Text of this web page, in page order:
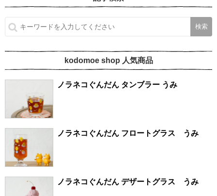
kodomoe shop 人気商品
ノラネコぐんだん タンブラー うみ
ノラネコぐんだん フロートグラス うみ
ノラネコぐんだん デザートグラス うみ